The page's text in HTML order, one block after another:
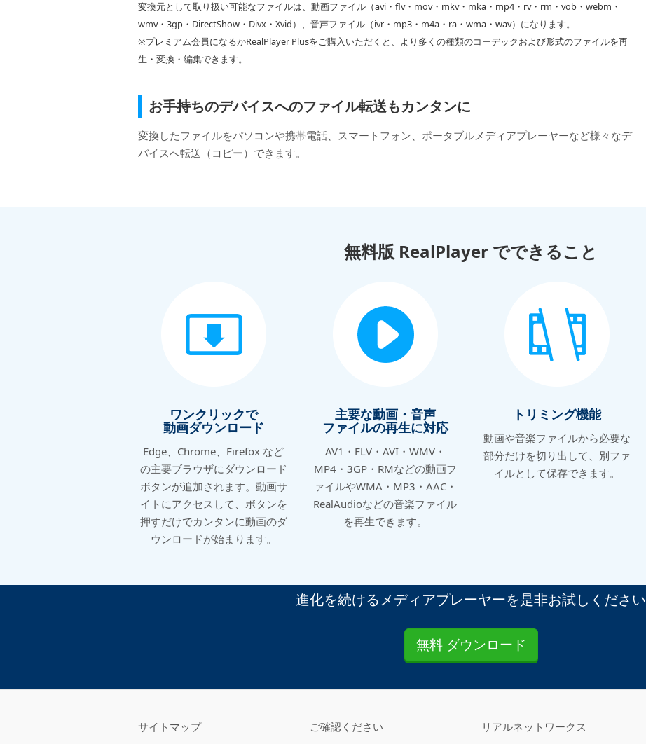
変換元として取り扱い可能なファイルは、動画ファイル（avi・flv・mov・mkv・mka・mp4・rv・rm・vob・webm・
wmv・3gp・DirectShow・Divx・Xvid）、音声ファイル（ivr・mp3・m4a・ra・wma・wav）になります。
※プレミアム会員になるかRealPlayer Plusをご購入いただくと、より多くの種類のコーデックおよび形式のファイルを再
生・変換・編集できます。
お手持ちのデバイスへのファイル転送もカンタンに
変換したファイルをパソコンや携帯電話、スマートフォン、ポータブルメディアプレーヤーなど様々なデ
バイスへ転送（コピー）できます。
無料版 RealPlayer でできること
ワンクリックで
動画ダウンロード
Edge、Chrome、Firefox など
の主要ブラウザにダウンロード
ボタンが追加されます。動画サ
イトにアクセスして、ボタンを
押すだけでカンタンに動画のダ
ウンロードが始まります。
主要な動画・音声
ファイルの再生に対応
AV1・FLV・AVI・WMV・
MP4・3GP・RMなどの動画フ
ァイルやWMA・MP3・AAC・
RealAudioなどの音楽ファイル
を再生できます。
トリミング機能
動画や音楽ファイルから必要な
部分だけを切り出して、別ファ
イルとして保存できます。
進化を続けるメディアプレーヤーを是非お試しください
無料 ダウンロード
サイトマップ ご確認ください リアルネットワークス